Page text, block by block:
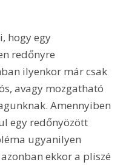
hogy egy
redőnyre
ilyenkor már csak
avagy mozgatható
Amennyiben
egy redőnyözött
ugyanilyen
ekkor a pliszé